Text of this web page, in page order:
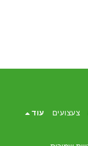
צעצועים עוד